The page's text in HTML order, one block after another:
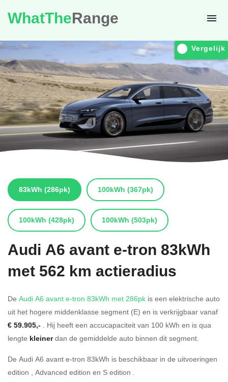
WhatTheRange
Vergelijk
83kWh (286pk) 100kWh (367pk)
100kWh (428pk) 100kWh (503pk)
Audi A6 avant e-tron 83kWh
met 562 km actieradius
De Audi A6 avant e-tron 83kWh met 286pk is een elektrische auto
uit het hogere middenklasse segment (E) en is verkrijgbaar vanaf
€ 59.905,- . Hij heeft een accucapaciteit van 100 kWh en is qua
lengte kleinerdan de gemiddelde auto binnen dit segment.
De Audi A6 avant e-tron 83kWh is beschikbaar in de uitvoeringen
edition , Advanced edition en S edition .